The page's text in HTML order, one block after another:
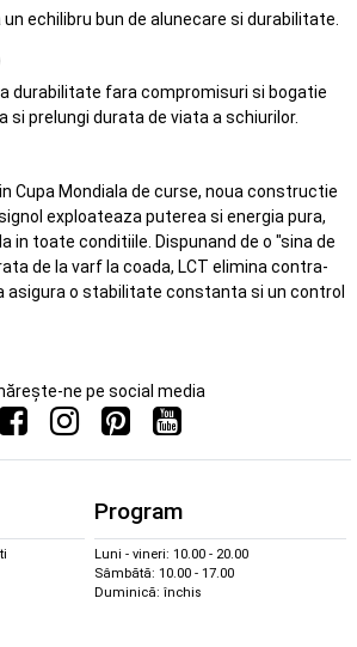
echilibru bun de alunecare si durabilitate.
durabilitate fara compromisuri si bogatie
si prelungi durata de viata a schiurilor.
Cupa Mondiala de curse, noua constructie
exploateaza puterea si energia pura,
in toate conditiile. Dispunand de o "sina de
de la varf la coada, LCT elimina contra-
asigura o stabilitate constanta si un control
ne pe social media
Program
Luni - vineri: 10.00 - 20.00
Sâmbătă: 10.00 - 17.00
Duminică: închis